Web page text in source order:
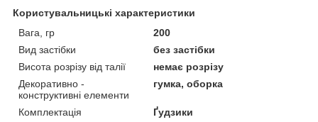
Користувальницькі характеристики
Вага, гр
200
Вид застібки
без застібки
Висота розрізу від талії
немає розрізу
Декоративно -
конструктивні елементи
гумка, оборка
Комплектація
Ґудзики